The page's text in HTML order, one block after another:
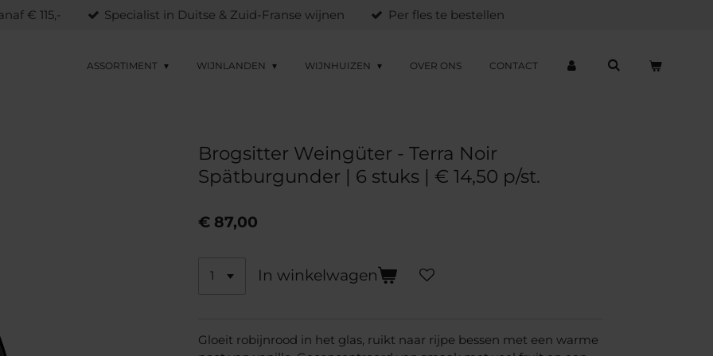
€ 115,- Specialist in Duitse & Zuid-Franse wijnen Per fles te bestellen
ASSORTIMENT WIJNLANDEN WIJNHUIZEN OVER ONS CONTACT
Brogsitter Weingüter - Terra Noir
Spätburgunder | 6 stuks | € 14,50 p/st.
€ 87,00
In winkelwagen
Gloeit robijnrood in het glas, ruikt naar rijpe bessen met een warme